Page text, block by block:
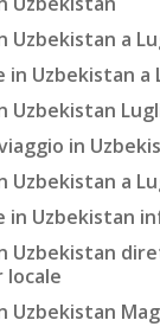
Uzbekistan a
in Uzbekistan a
Uzbekistan
in
Uzbekistan a
in Uzbekistan
Uzbekistan
Uzbekistan